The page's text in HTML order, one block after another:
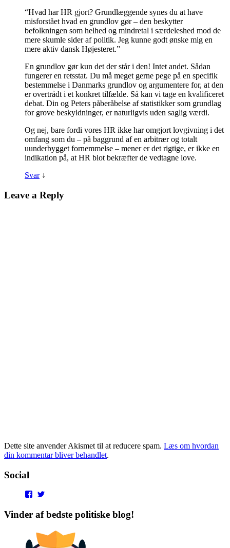
“Hvad har HR gjort? Grundlæggende synes du at have
misforstået hvad en grundlov gør – den beskytter
befolkningen som helhed og mindretal i særdeleshed mod de
mere skumle sider af politik. Jeg kunne godt ønske mig en
mere aktiv dansk Højesteret.”
En grundlov gør kun det der står i den! Intet andet. Sådan
fungerer en retsstat. Du må meget gerne pege på en specifik
bestemmelse i Danmarks grundlov og argumentere for, at den
er overtrådt i et konkret tilfælde. Så kan vi tage en kvalificeret
debat. Din og Peters påberåbelse af statistikker som grundlag
for grove beskyldninger, er naturligvis uden saglig værdi.
Og nej, bare fordi vores HR ikke har omgjort lovgivning i det
omfang som du – på baggrund af en arbitrær og totalt
uunderbygget fornemmelse – mener er det rigtige, er ikke en
indikation på, at HR blot bekræfter de vedtagne love.
Svar ↓
Leave a Reply
Dette site anvender Akismet til at reducere spam. Læs om hvordan
din kommentar bliver behandlet.
Social
View
profile
on
profile
on
Vinder af bedste politiske blog!